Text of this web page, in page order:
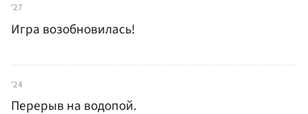
'27
Игра возобновилась!
'24
Перерыв на водопой.